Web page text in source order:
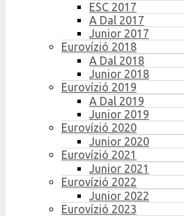
ESC 2017
A Dal 2017
Junior 2017
Eurovízió 2018
A Dal 2018
Junior 2018
Eurovízió 2019
A Dal 2019
Junior 2019
Eurovízió 2020
Junior 2020
Eurovízió 2021
Junior 2021
Eurovízió 2022
Junior 2022
Eurovízió 2023